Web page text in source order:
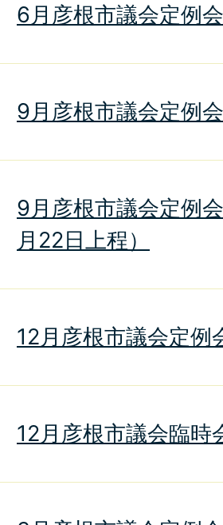
6月彦根市議会定例
9月彦根市議会定例
9月彦根市議会定例
月22日上程）
12月彦根市議会定例
12月彦根市議会臨時